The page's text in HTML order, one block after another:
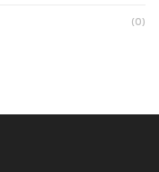
(0)